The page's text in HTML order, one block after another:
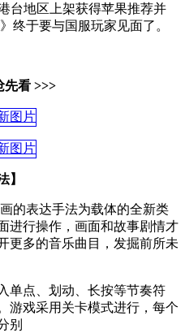
台地区上架获得苹果推荐并
终于要与国服玩家见面了。
先看 >>>
】
的表达手法为载体的全新类
进行操作，画面和故事剧情才
更多的音乐曲目，发掘前所未
单点、划动、长按等节奏符
游戏采用关卡模式进行，每个
别